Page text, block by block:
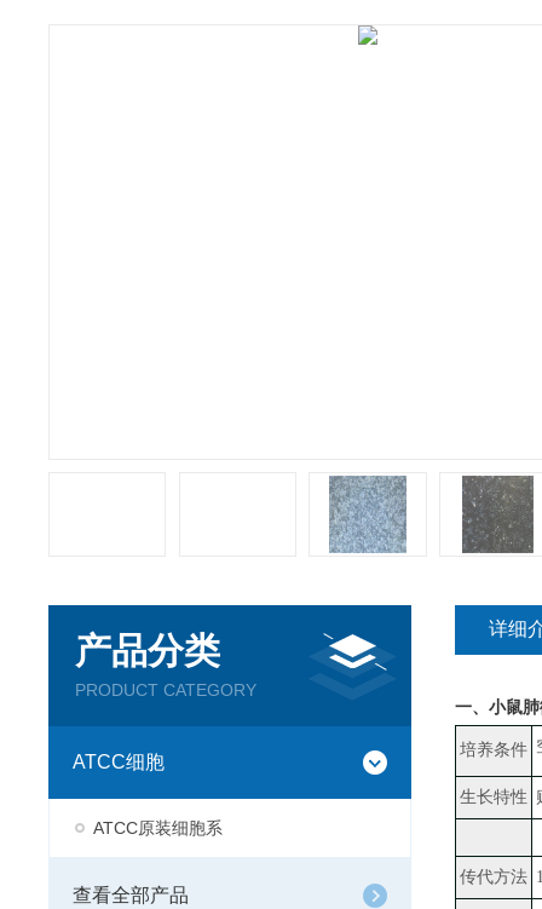
产品分类
PRODUCT CATEGORY
ATCC细胞
ATCC原装细胞系
查看全部产品
详细
一、 小鼠
培养条件
生长特性
传代方法